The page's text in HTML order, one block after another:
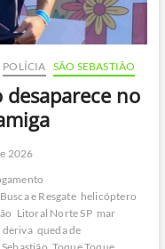
POLÍCIA SÃO SEBASTIÃO
desaparece no
2026
Busca e Resgate helicóptero
Litoral Norte SP mar
deriva queda de